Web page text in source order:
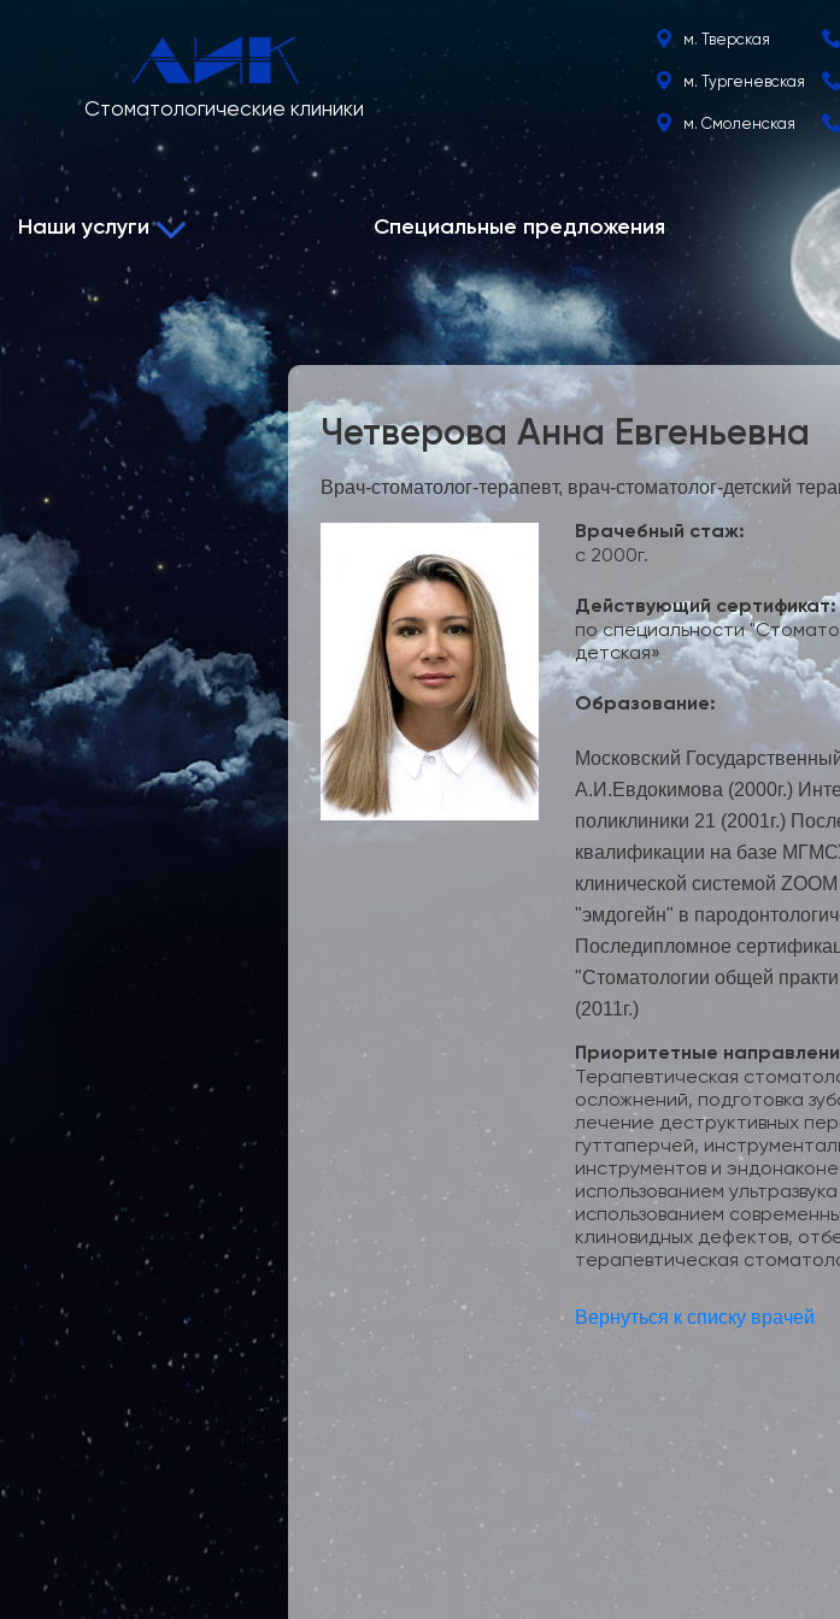
Стоматологические клиники
м. Тверская
м. Тургеневская
м. Смоленская
Наши услуги Специальные предложения
Четверова Анна Евгеньевна
Врач-стоматолог-терапевт, врач-стоматолог-детский
Врачебный стаж:
с 2000г.
Действующий сертификат:
по специальности
детская»
Образование:
Московский
А.И.Евдокимова (2000г.)
поликлиники 21 (2001г.)
квалификации на базе
клинической системой
"эмдогейн" в
Последипломное
"Стоматологии общей
(2011г.)
Приоритетные
Терапевтическая
осложнений, подготовка
лечение деструктивных
гуттаперчей,
инструментов и
использованием
использованием
клиновидных дефектов,
терапевтическая
Вернуться к списку врачей